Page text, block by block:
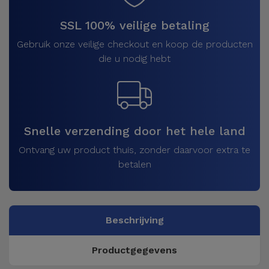
SSL 100% veilige betaling
Gebruik onze veilige checkout en koop de producten
die u nodig hebt
Snelle verzending door het hele land
Ontvang uw product thuis, zonder daarvoor extra te
betalen
Beschrijving
Productgegevens